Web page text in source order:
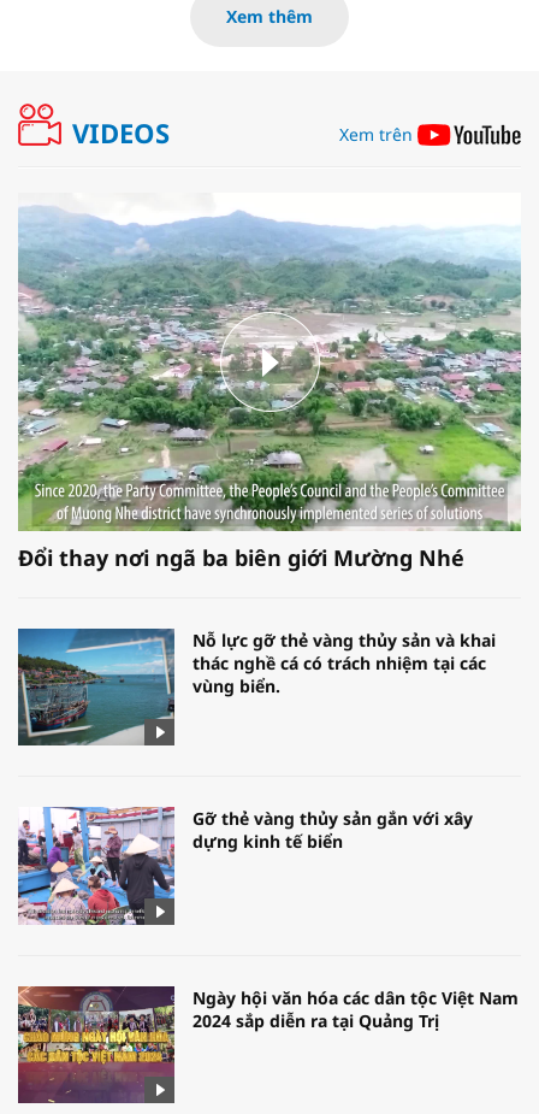
Xem thêm
VIDEOS Xem trên
Đổi thay nơi ngã ba biên giới Mường Nhé
Nỗ lực gỡ thẻ vàng thủy sản và khai
thác nghề cá có trách nhiệm tại các
vùng biển.
Gỡ thẻ vàng thủy sản gắn với xây
dựng kinh tế biển
Ngày hội văn hóa các dân tộc Việt Nam
2024 sắp diễn ra tại Quảng Trị